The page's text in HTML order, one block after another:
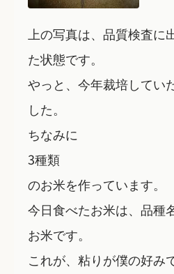
上の写真は、品質検査に
た状態です。
やっと、今年裁培してい
した。
ちなみに
3種類
のお米を作っています。
今日食べたお米は、品種
お米です。
これが、粘りが僕の好み